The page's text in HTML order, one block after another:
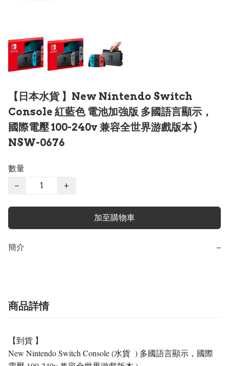
【日本水貨 】New Nintendo Switch
Console 紅藍色 電池加強版 多國語言顯示，
國際電壓 100-240v 兼容全世界游戲版本 )
NSW-0676
數量
−
+
加至購物車
簡介 −
商品詳情
【到貨 】
New Nintendo Switch Console (水貨 ) 多國語言顯示，國際